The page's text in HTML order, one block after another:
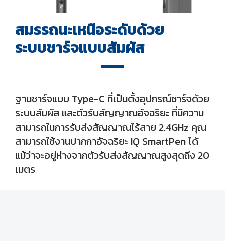
สมรรถนะเหนือระดับด้วย
ระบบชาร์จแบบสัมผัส
ฐานชาร์จแบบ Type-C ที่เป็นตั้งอุปกรณ์ชาร์จด้วย
ระบบสัมผัส และตัวรับสัญญาณอัจฉริยะ ที่มีความ
สามารถในการรับส่งสัญญาณไร้สาย 2.4GHz คุณ
สามารถใช้งานปากกาอัจฉริยะ IQ SmartPen ได้
แม้ว่าจะอยู่ห่างจากตัวรับส่งสัญญาณสูงสุดถึง 20
เมตร